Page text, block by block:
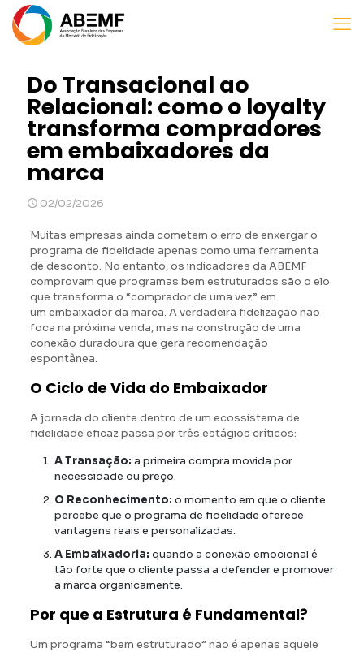
Do Transacional ao
Relacional: como o loyalty
transforma compradores
em embaixadores da
marca
02/02/2026
Muitas empresas ainda cometem o erro de enxergar o
programa de fidelidade apenas como uma ferramenta
de desconto. No entanto, os indicadores da ABEMF
comprovam que programas bem estruturados são o elo
que transforma o “comprador de uma vez” em
um embaixador da marca. A verdadeira fidelização não
foca na próxima venda, mas na construção de uma
conexão duradoura que gera recomendação
espontânea.
O Ciclo de Vida do Embaixador
A jornada do cliente dentro de um ecossistema de
fidelidade eficaz passa por três estágios críticos:
A Transação: a primeira compra movida por
necessidade ou preço.
O Reconhecimento: o momento em que o cliente
percebe que o programa de fidelidade oferece
vantagens reais e personalizadas.
A Embaixadoria: quando a conexão emocional é
tão forte que o cliente passa a defender e promover
a marca organicamente.
Por que a Estrutura é Fundamental?
Um programa “bem estruturado” não é apenas aquele